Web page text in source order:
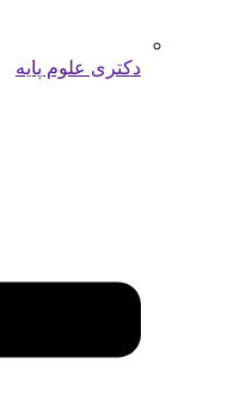
دکتری علوم پایه